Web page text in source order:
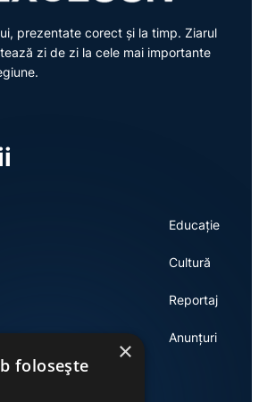
prezentate corect și la timp. Ziarul
zi de zi la cele mai importante
Educație
Cultură
Reportaj
Anunțuri
×
folosește